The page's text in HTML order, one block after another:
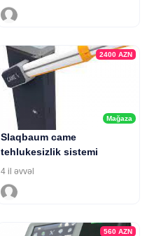
Mağaza
2400 AZN
Slaqbaum came
tehlukesizlik sistemi
4 il əvvəl
560 AZN